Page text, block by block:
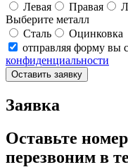
Левая
Правая
Выберите металл
Сталь
Оцинковка
отправляя форму вы
конфиденциальности
Оставить заявку
Заявка
Оставьте
перезвоним в